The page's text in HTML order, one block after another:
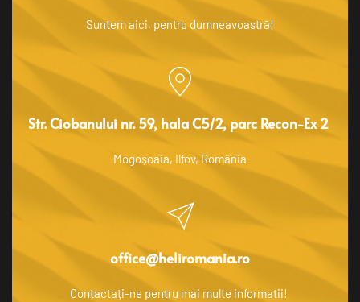
Suntem aici, pentru dumneavoastră!
Str. Ciobanului nr. 59, hala C5/2, parc Recon-Ex 2
Mogoșoaia, Ilfov, România
office@heliromania.ro
Contactați-ne pentru mai multe informatii!